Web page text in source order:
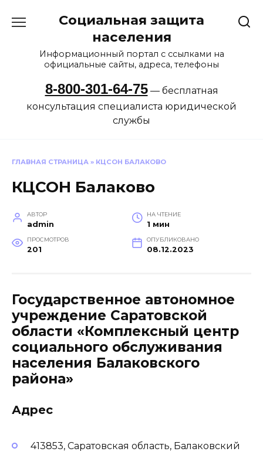
Социальная защита
населения
Информационный портал с ссылками на
официальные сайты, адреса, телефоны
8-800-301-64-75— бесплатная
консультация специалиста юридической
службы
ГЛАВНАЯ СТРАНИЦА » КЦСОН БАЛАКОВО
КЦСОН Балаково
АВТОР
admin
НА ЧТЕНИЕ
1 мин
ПРОСМОТРОВ
201
ОПУБЛИКОВАНО
08.12.2023
Государственное автономное
учреждение Саратовской
области «Комплексный центр
социального обслуживания
населения Балаковского
района»
Адрес
413853, Саратовская область, Балаковский